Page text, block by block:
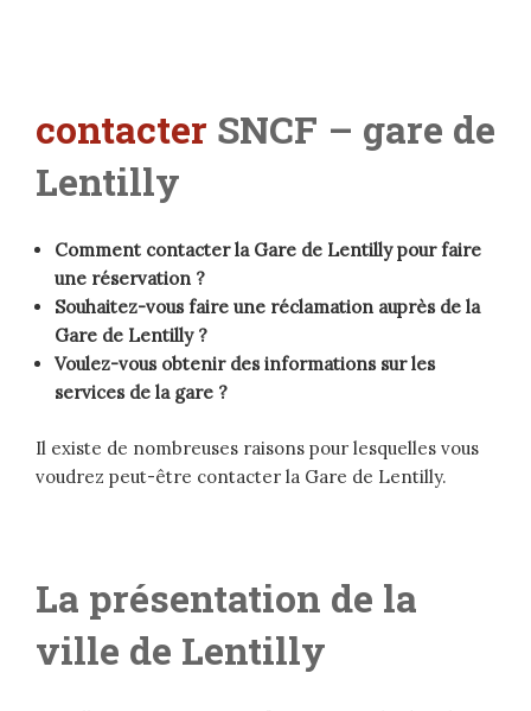
contacter SNCF – gare de
Lentilly
Comment contacter la Gare de Lentilly pour faire
une réservation ?
Souhaitez-vous faire une réclamation auprès de la
Gare de Lentilly ?
Voulez-vous obtenir des informations sur les
services de la gare ?
Il existe de nombreuses raisons pour lesquelles vous
voudrez peut-être contacter la Gare de Lentilly.
La présentation de la
ville de Lentilly